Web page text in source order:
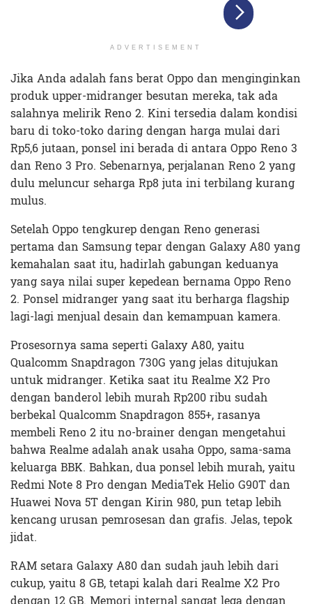
ADVERTISEMENT
Jika Anda adalah fans berat Oppo dan menginginkan
produk upper-midranger besutan mereka, tak ada
salahnya melirik Reno 2. Kini tersedia dalam kondisi
baru di toko-toko daring dengan harga mulai dari
Rp5,6 jutaan, ponsel ini berada di antara Oppo Reno 3
dan Reno 3 Pro. Sebenarnya, perjalanan Reno 2 yang
dulu meluncur seharga Rp8 juta ini terbilang kurang
mulus.
Setelah Oppo tengkurep dengan Reno generasi
pertama dan Samsung tepar dengan Galaxy A80 yang
kemahalan saat itu, hadirlah gabungan keduanya
yang saya nilai super kepedean bernama Oppo Reno
2. Ponsel midranger yang saat itu berharga flagship
lagi-lagi menjual desain dan kemampuan kamera.
Prosesornya sama seperti Galaxy A80, yaitu
Qualcomm Snapdragon 730G yang jelas ditujukan
untuk midranger. Ketika saat itu Realme X2 Pro
dengan banderol lebih murah Rp200 ribu sudah
berbekal Qualcomm Snapdragon 855+, rasanya
membeli Reno 2 itu no-brainer dengan mengetahui
bahwa Realme adalah anak usaha Oppo, sama-sama
keluarga BBK. Bahkan, dua ponsel lebih murah, yaitu
Redmi Note 8 Pro dengan MediaTek Helio G90T dan
Huawei Nova 5T dengan Kirin 980, pun tetap lebih
kencang urusan pemrosesan dan grafis. Jelas, tepok
jidat.
RAM setara Galaxy A80 dan sudah jauh lebih dari
cukup, yaitu 8 GB, tetapi kalah dari Realme X2 Pro